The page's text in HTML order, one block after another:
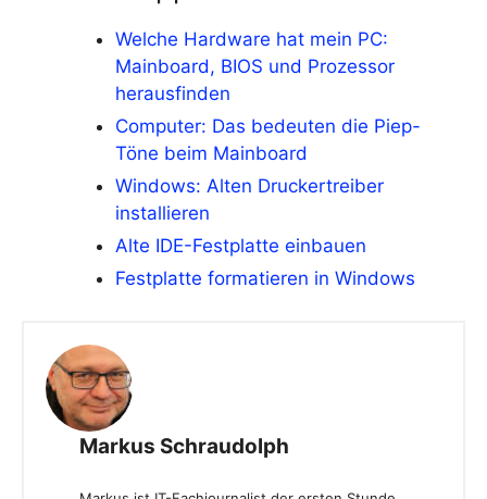
Welche Hardware hat mein PC:
Mainboard, BIOS und Prozessor
herausfinden
Computer: Das bedeuten die Piep-
Töne beim Mainboard
Windows: Alten Druckertreiber
installieren
Alte IDE-Festplatte einbauen
Festplatte formatieren in Windows
Markus Schraudolph